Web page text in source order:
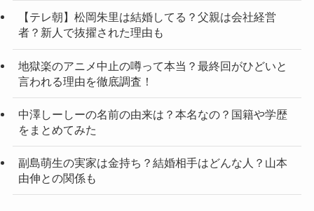
【テレ朝】松岡朱里は結婚してる？父親は会社経営
者？新人で抜擢された理由も
地獄楽のアニメ中止の噂って本当？最終回がひどいと
言われる理由を徹底調査！
中澤しーしーの名前の由来は？本名なの？国籍や学歴
をまとめてみた
副島萌生の実家は金持ち？結婚相手はどんな人？山本
由伸との関係も